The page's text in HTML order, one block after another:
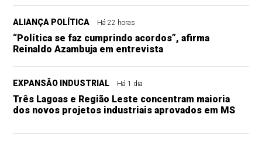
ALIANÇA POLÍTICA Há 22 horas
“Política se faz cumprindo acordos”, afirma
Reinaldo Azambuja em entrevista
EXPANSÃO INDUSTRIAL Há 1 dia
Três Lagoas e Região Leste concentram maioria
dos novos projetos industriais aprovados em MS